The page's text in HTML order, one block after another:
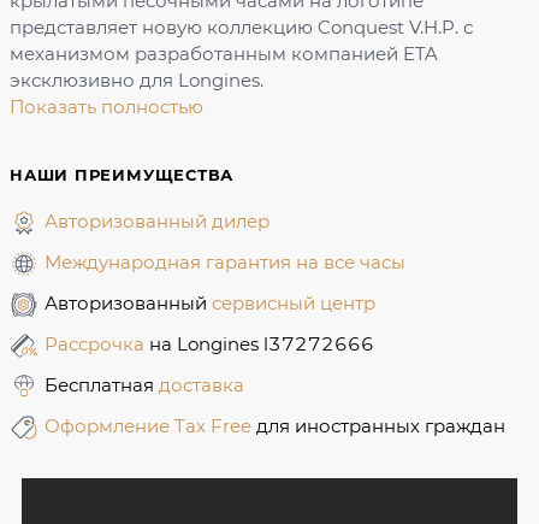
представляет новую коллекцию Conquest V.H.P. с
механизмом разработанным компанией ETA
эксклюзивно для Longines.
Показать полностью
НАШИ ПРЕИМУЩЕСТВА
Авторизованный дилер
Международная гарантия на все часы
Авторизованный сервисный центр
Рассрочка на Longines l37272666
Бесплатная доставка
Оформление Tax Free для иностранных граждан